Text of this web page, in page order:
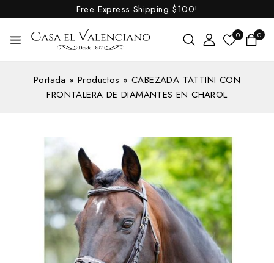
Free Express Shipping $100!
0 0
Portada »Productos » CABEZADA TATTINI CON
FRONTALERA DE DIAMANTES EN CHAROL